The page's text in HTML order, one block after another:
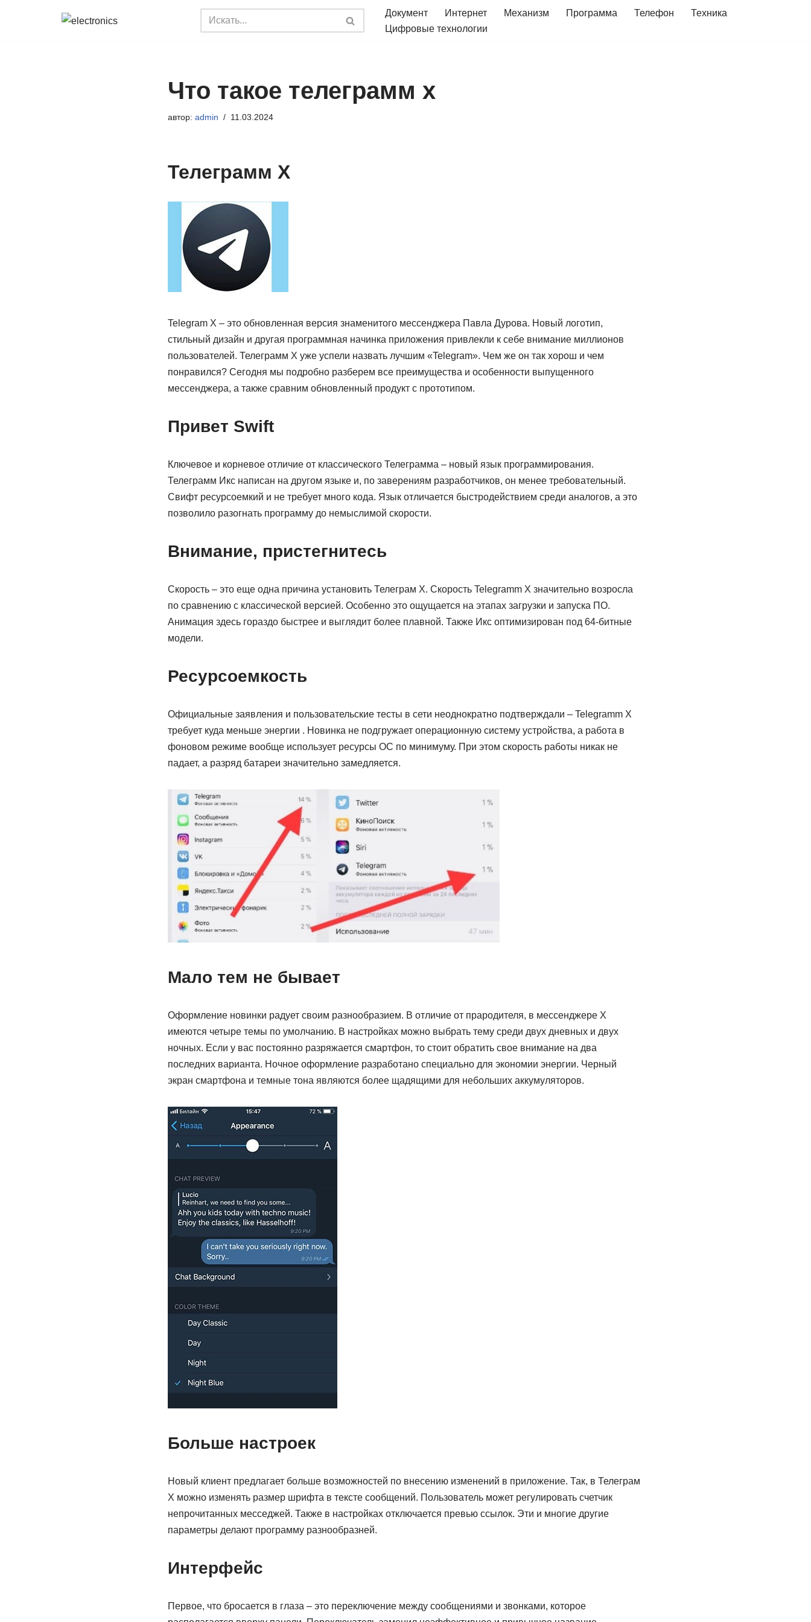
Документ Интернет Механизм Программа Телефон
Техника
Цифровые технологии
Что такое телеграмм х
автор: admin 11.03.2024
Телеграмм X
Telegram X – это обновленная версия знаменитого мессенджера Павла Дурова. Новый логотип,
стильный дизайн и другая программная начинка приложения привлекли к себе внимание миллионов
пользователей. Телеграмм Х уже успели назвать лучшим «Telegram». Чем же он так хорош и чем
понравился? Сегодня мы подробно разберем все преимущества и особенности выпущенного
мессенджера, а также сравним обновленный продукт с прототипом.
Привет Swift
Ключевое и корневое отличие от классического Телеграмма – новый язык программирования.
Телеграмм Икс написан на другом языке и, по заверениям разработчиков, он менее требовательный.
Свифт ресурсоемкий и не требует много кода. Язык отличается быстродействием среди аналогов, а это
позволило разогнать программу до немыслимой скорости.
Внимание, пристегнитесь
Скорость – это еще одна причина установить Телеграм X. Скорость Telegramm X значительно возросла
по сравнению с классической версией. Особенно это ощущается на этапах загрузки и запуска ПО.
Анимация здесь гораздо быстрее и выглядит более плавной. Также Икс оптимизирован под 64-битные
модели.
Ресурсоемкость
Официальные заявления и пользовательские тесты в сети неоднократно подтверждали – Telegramm X
требует куда меньше энергии . Новинка не подгружает операционную систему устройства, а работа в
фоновом режиме вообще использует ресурсы ОС по минимуму. При этом скорость работы никак не
падает, а разряд батареи значительно замедляется.
Мало тем не бывает
Оформление новинки радует своим разнообразием. В отличие от прародителя, в мессенджере X
имеются четыре темы по умолчанию. В настройках можно выбрать тему среди двух дневных и двух
ночных. Если у вас постоянно разряжается смартфон, то стоит обратить свое внимание на два
последних варианта. Ночное оформление разработано специально для экономии энергии. Черный
экран смартфона и темные тона являются более щадящими для небольших аккумуляторов.
Больше настроек
Новый клиент предлагает больше возможностей по внесению изменений в приложение. Так, в Телеграм
Х можно изменять размер шрифта в тексте сообщений. Пользователь может регулировать счетчик
непрочитанных месседжей. Также в настройках отключается превью ссылок. Эти и многие другие
параметры делают программу разнообразней.
Интерфейс
Первое, что бросается в глаза – это переключение между сообщениями и звонками, которое